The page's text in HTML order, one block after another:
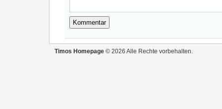
Timos Homepage © 2026 Alle Rechte vorbehalten.